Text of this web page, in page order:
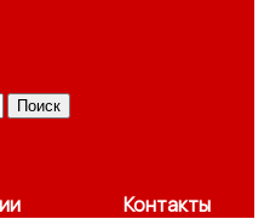
Поиск
Контакты